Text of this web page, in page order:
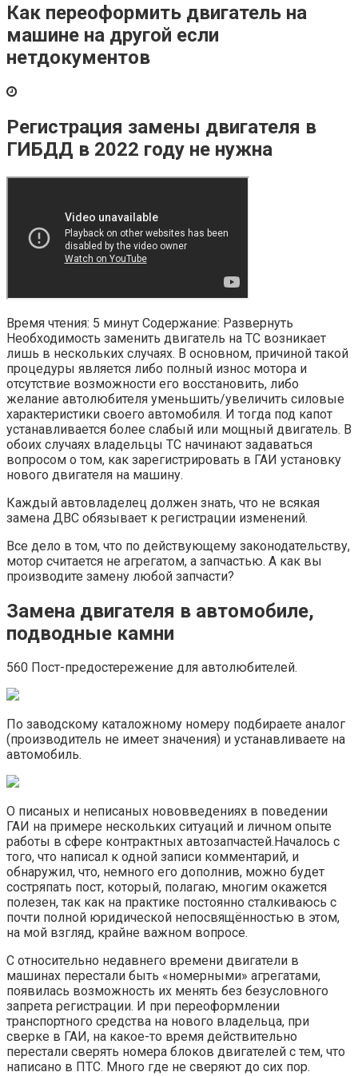
Как переоформить двигатель на
машине на другой если
нетдокументов
Регистрация замены двигателя в
ГИБДД в 2022 году не нужна
Время чтения: 5 минут Содержание: Развернуть
Необходимость заменить двигатель на ТС возникает
лишь в нескольких случаях. В основном, причиной такой
процедуры является либо полный износ мотора и
отсутствие возможности его восстановить, либо
желание автолюбителя уменьшить/увеличить силовые
характеристики своего автомобиля. И тогда под капот
устанавливается более слабый или мощный двигатель. В
обоих случаях владельцы ТС начинают задаваться
вопросом о том, как зарегистрировать в ГАИ установку
нового двигателя на машину.
Каждый автовладелец должен знать, что не всякая
замена ДВС обязывает к регистрации изменений.
Все дело в том, что по действующему законодательству,
мотор считается не агрегатом, а запчастью. А как вы
производите замену любой запчасти?
Замена двигателя в автомобиле,
подводные камни
560 Пост-предостережение для автолюбителей.
По заводскому каталожному номеру подбираете аналог
(производитель не имеет значения) и устанавливаете на
автомобиль.
О писаных и неписаных нововведениях в поведении
ГАИ на примере нескольких ситуаций и личном опыте
работы в сфере контрактных автозапчастей.Началось с
того, что написал к одной записи комментарий, и
обнаружил, что, немного его дополнив, можно будет
состряпать пост, который, полагаю, многим окажется
полезен, так как на практике постоянно сталкиваюсь с
почти полной юридической непосвящённостью в этом,
на мой взгляд, крайне важном вопросе.
С относительно недавнего времени двигатели в
машинах перестали быть «номерными» агрегатами,
появилась возможность их менять без безусловного
запрета регистрации. И при переоформлении
транспортного средства на нового владельца, при
сверке в ГАИ, на какое-то время действительно
перестали сверять номера блоков двигателей с тем, что
написано в ПТС. Много где не сверяют до сих пор.